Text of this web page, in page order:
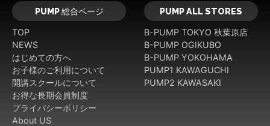
PUMP 総合ページ
TOP
NEWS
はじめての方へ
お子様のご利用について
開講スクールについて
お得な長期会員制度
プライバシーポリシー
About US
PUMP ALL STORES
B-PUMP TOKYO 秋葉原店
B-PUMP OGIKUBO
B-PUMP YOKOHAMA
PUMP1 KAWAGUCHI
PUMP2 KAWASAKI